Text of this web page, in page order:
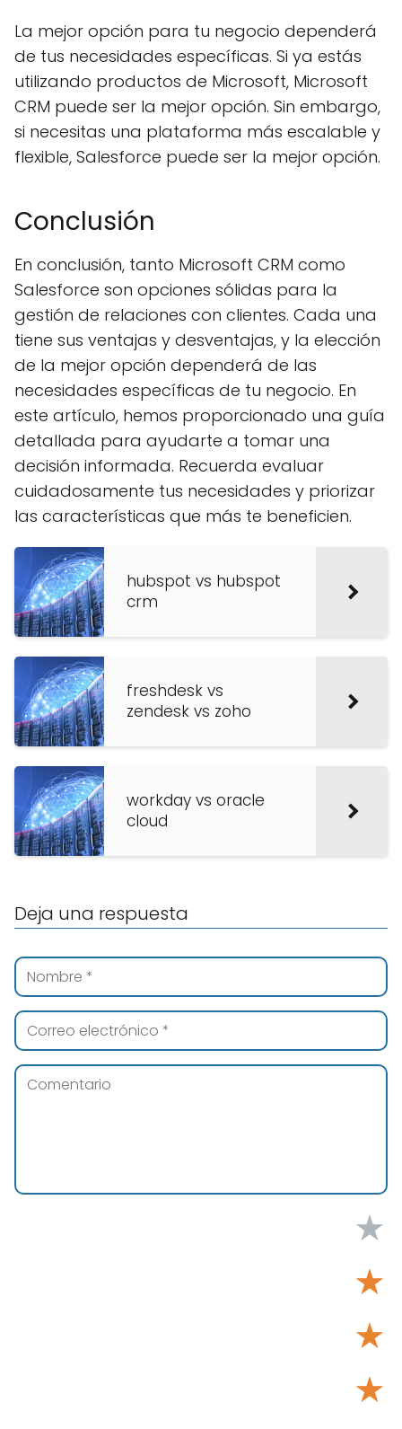
La mejor opción para tu negocio dependerá
de tus necesidades específicas. Si ya estás
utilizando productos de Microsoft, Microsoft
CRM puede ser la mejor opción. Sin embargo,
si necesitas una plataforma más escalable y
flexible, Salesforce puede ser la mejor opción.
Conclusión
En conclusión, tanto Microsoft CRM como
Salesforce son opciones sólidas para la
gestión de relaciones con clientes. Cada una
tiene sus ventajas y desventajas, y la elección
de la mejor opción dependerá de las
necesidades específicas de tu negocio. En
este artículo, hemos proporcionado una guía
detallada para ayudarte a tomar una
decisión informada. Recuerda evaluar
cuidadosamente tus necesidades y priorizar
las características que más te beneficien.
hubspot vs hubspot
crm
freshdesk vs
zendesk vs zoho
workday vs oracle
cloud
Deja una respuesta
★
★
★
★